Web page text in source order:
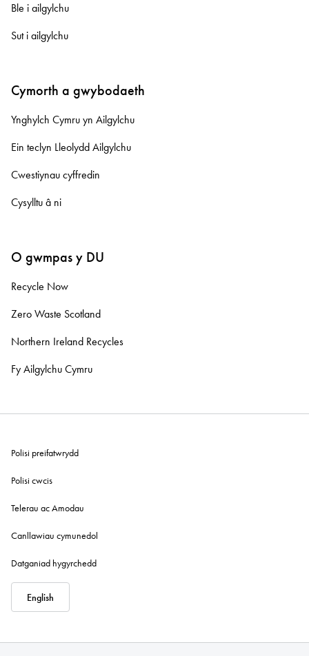
Ble i ailgylchu
Sut i ailgylchu
Cymorth a gwybodaeth
Ynghylch Cymru yn Ailgylchu
Ein teclyn Lleolydd Ailgylchu
Cwestiynau cyffredin
Cysylltu â ni
O gwmpas y DU
Recycle Now
Zero Waste Scotland
Northern Ireland Recycles
Fy Ailgylchu Cymru
Polisi preifatwrydd
Polisi cwcis
Telerau ac Amodau
Canllawiau cymunedol
Datganiad hygyrchedd
English